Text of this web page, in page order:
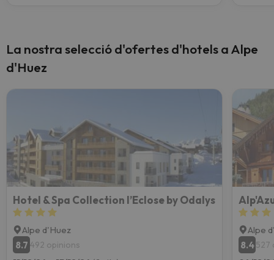
La nostra selecció d'ofertes d'hotels a Alpe
d'Huez
Hotel & Spa Collection l’Eclose by Odalys
Alpe d'Huez
8.7 492 opinions
Alpe
8.4527